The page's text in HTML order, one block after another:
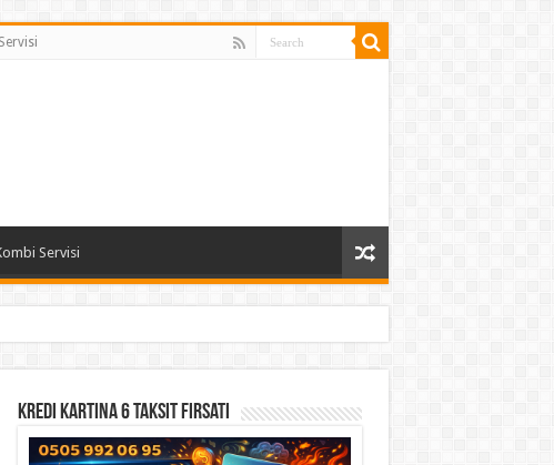
Servisi
Kredi Kartına 6 Taksit Fırsatı